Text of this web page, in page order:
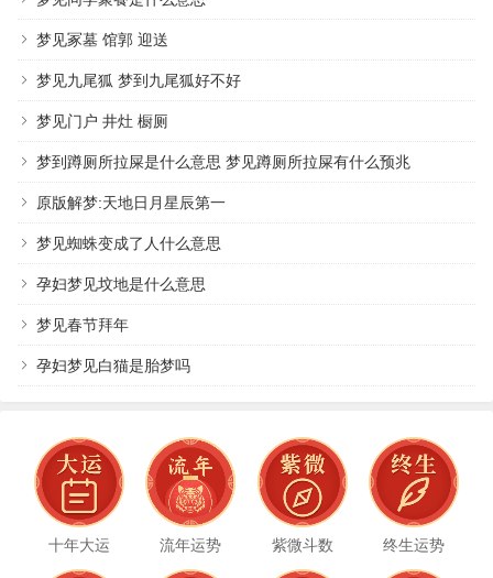
梦见冢墓 馆郭 迎送
梦见九尾狐 梦到九尾狐好不好
梦见门户 井灶 橱厕
梦到蹲厕所拉屎是什么意思 梦见蹲厕所拉屎有什么预兆
原版解梦:天地日月星辰第一
梦见蜘蛛变成了人什么意思
孕妇梦见坟地是什么意思
梦见春节拜年
孕妇梦见白猫是胎梦吗
十年大运 流年运势 紫微斗数 终生运势